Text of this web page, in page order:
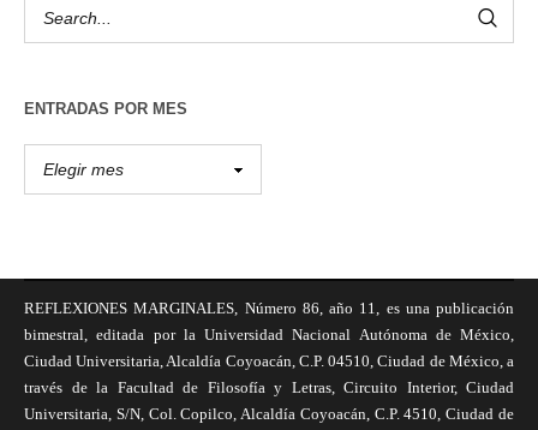
ENTRADAS POR MES
REFLEXIONES MARGINALES, Número 86, año 11, es una publicación
bimestral, editada por la Universidad Nacional Autónoma de México,
Ciudad Universitaria, Alcaldía Coyoacán, C.P. 04510, Ciudad de México, a
través de la Facultad de Filosofía y Letras, Circuito Interior, Ciudad
Universitaria, S/N, Col. Copilco, Alcaldía Coyoacán, C.P. 4510, Ciudad de